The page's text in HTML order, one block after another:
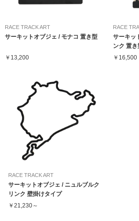
RACE TRACK ART
サーキットオブジェ / モナコ 置き型
￥13,200
RACE
サーキッ
ンク 置き
￥16,500
RACE TRACK ART
サーキットオブジェ / ニュルブルク
リンク 壁掛けタイプ
￥21,230～